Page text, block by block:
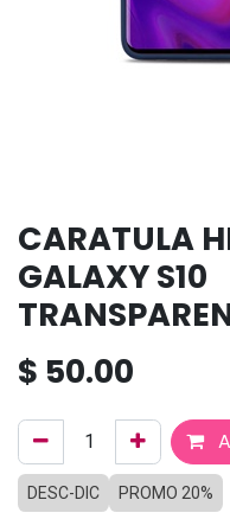
CARATULA
GALAXY S10
$ 50.00
DESC-DIC PROMO 20%